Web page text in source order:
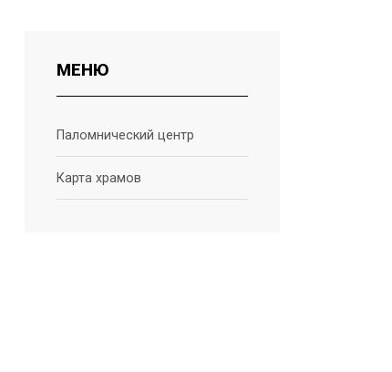
МЕНЮ
Паломнический центр
Карта храмов